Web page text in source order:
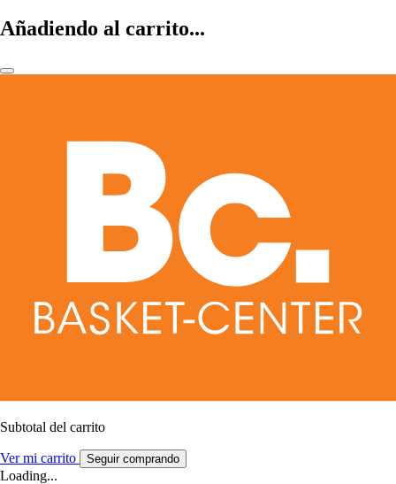
Añadiendo al carrito...
Subtotal del carrito
Ver mi carrito Seguir comprando
Loading...